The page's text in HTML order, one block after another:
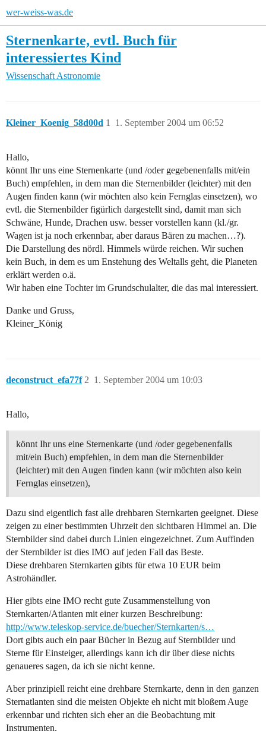
wer-weiss-was.de
Sternenkarte, evtl. Buch für
interessiertes Kind
Wissenschaft Astronomie
Kleiner_Koenig_58d00d 1. September 2004 um 06:52
1
Hallo,
könnt Ihr uns eine Sternenkarte (und /oder gegebenenfalls mit/ein
Buch) empfehlen, in dem man die Sternenbilder (leichter) mit den
Augen finden kann (wir möchten also kein Fernglas einsetzen), wo
evtl. die Sternenbilder figürlich dargestellt sind, damit man sich
Schwäne, Hunde, Drachen usw. besser vorstellen kann (kl./gr.
Wagen ist ja noch erkennbar, aber daraus Bären zu machen…?).
Die Darstellung des nördl. Himmels würde reichen. Wir suchen
kein Buch, in dem es um Enstehung des Weltalls geht, die Planeten
erklärt werden o.ä.
Wir haben eine Tochter im Grundschulalter, die das mal interessiert.
Danke und Gruss,
Kleiner_König
deconstruct_efa77f 1. September 2004 um 10:03
2
Hallo,
könnt Ihr uns eine Sternenkarte (und /oder gegebenenfalls
mit/ein Buch) empfehlen, in dem man die Sternenbilder
(leichter) mit den Augen finden kann (wir möchten also kein
Fernglas einsetzen),
Dazu sind eigentlich fast alle drehbaren Sternkarten geeignet. Diese
zeigen zu einer bestimmten Uhrzeit den sichtbaren Himmel an. Die
Sternbilder sind dabei durch Linien eingezeichnet. Zum Auffinden
der Sternbilder ist dies IMO auf jeden Fall das Beste.
Diese drehbaren Sternkarten gibts für etwa 10 EUR beim
Astrohändler.
Hier gibts eine IMO recht gute Zusammenstellung von
Sternkarten/Atlanten mit einer kurzen Beschreibung:
http://www.teleskop-service.de/buecher/Sternkarten/s…
Dort gibts auch ein paar Bücher in Bezug auf Sternbilder und
Sterne für Einsteiger, allerdings kann ich dir über diese nichts
genaueres sagen, da ich sie nicht kenne.
Aber prinzipiell reicht eine drehbare Sternkarte, denn in den ganzen
Sternatlanten sind die meisten Objekte eh nicht mit bloßem Auge
erkennbar und richten sich eher an die Beobachtung mit
Instrumenten.